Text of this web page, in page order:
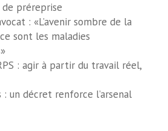
préreprise
: «L’avenir sombre de la
sont les maladies
: agir à partir du travail réel,
: un décret renforce l’arsenal